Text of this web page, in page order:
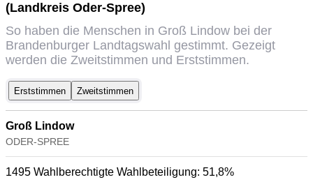
(Landkreis Oder-Spree)
So haben die Menschen in Groß Lindow bei der
Brandenburger Landtagswahl gestimmt. Gezeigt
werden die Zweitstimmen und Erststimmen.
Erststimmen Zweitstimmen
Groß Lindow
ODER-SPREE
1495 Wahlberechtigte Wahlbeteiligung: 51,8%